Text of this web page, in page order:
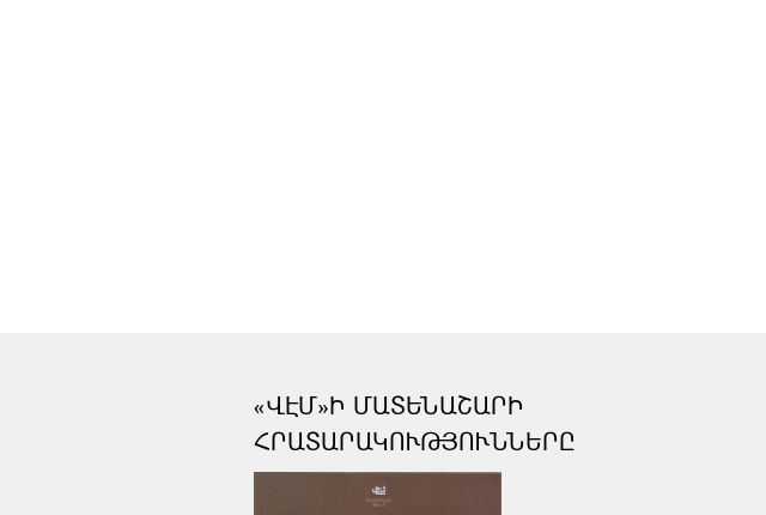
«ՎԷՄ»Ի ՄԱՏԵՆԱՇԱՐԻ
ՀՐԱՏԱՐԱԿՈՒԹՅՈՒՆՆԵՐԸ